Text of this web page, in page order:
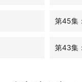
第45集
第43集